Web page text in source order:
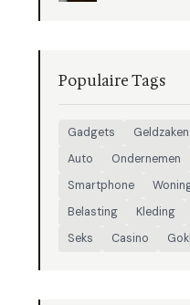
Populaire Tags
Gadgets Geldzaken
Auto
Ondernemen
Smartphone
Belasting
Kleding
Seks
Casino